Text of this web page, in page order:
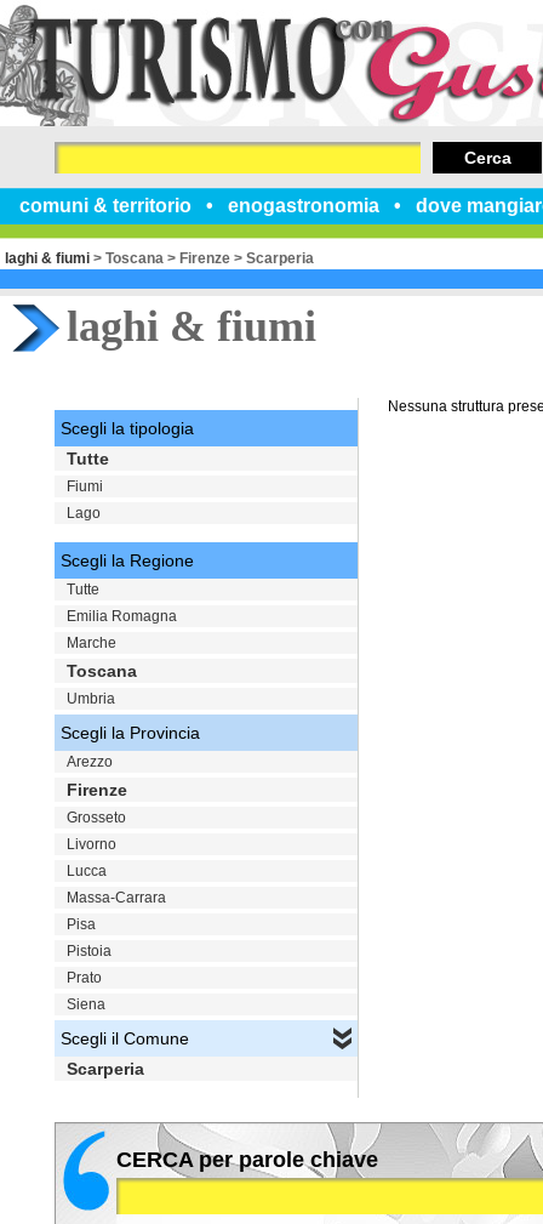
comuni & territorio enogastronomia dove
Cerca
laghi & fiumi > Toscana > Firenze > Scarperia
laghi & fiumi
Nessuna struttura
Scegli la tipologia
Tutte
Fiumi
Lago
Scegli la Regione
Tutte
Emilia Romagna
Marche
Toscana
Umbria
Scegli la Provincia
Arezzo
Firenze
Grosseto
Livorno
Lucca
Massa-Carrara
Pisa
Pistoia
Prato
Siena
Scegli il Comune
Scarperia
CERCA per parole chiave